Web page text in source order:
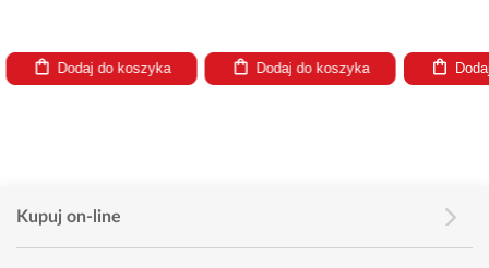
Dodaj do koszyka Dodaj do koszyka
Kupuj on-line